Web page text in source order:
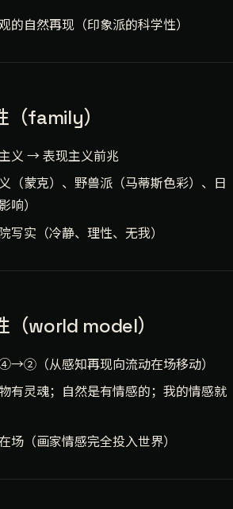
的自然再现（印象派的科学性）
（family）
义 → 表现主义前兆
（蒙克）、野兽派（马蒂斯色彩）、日
响）
写实（冷静、理性、无我）
（world model）
（从感知再现向流动在场移动）
有灵魂；自然是有情感的；我的情感就
场（画家情感完全投入世界）